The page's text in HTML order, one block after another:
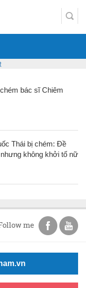
bác sĩ Chiêm
Thái bị chém: Đề
không khởi tố nữ
me